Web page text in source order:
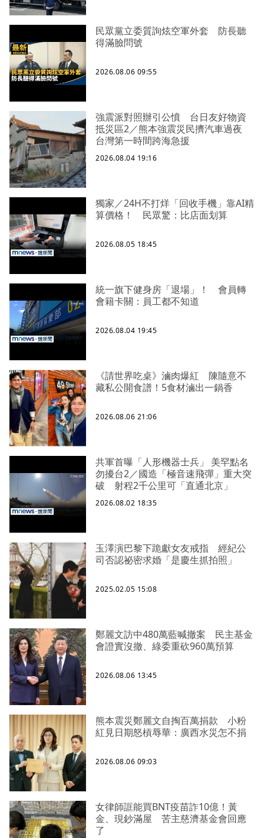
民眾黨立委質詢炫空軍外套 防長聽
得滿臉問號
2026.08.06 09:55
強震派對照辦引公憤 台日友好物資
抵災區2／熊本強震災民擠汽車過夜
台灣第一時間跨海急援
2026.08.04 19:16
獨家／24H不打烊「回收手機」靠AI精
算價格！ 民眾驚：比店面划算
2026.08.05 18:45
統一旗下健身房「退場」！ 會員轉
會籍卡關：員工都不知道
2026.08.04 19:45
《請世界吃桌》滷肉爆紅 陳隨意不
藏私公開食譜！5食材滷出一鍋香
2026.08.06 21:06
共軍首曝「人形機器士兵」 美罕點名
勿擾台2／國造「極音速飛彈」重大突
破 射程2千公里可「直通北京」
2026.08.02 18:35
玉澤演巴黎下跪獻女友戒指 經紀公
司否認祕密求婚「是慶生抓拍照」
2025.02.05 15:08
鄭麗文訪中480萬藍喊撤案 民主基金
會證實沒撤、綠委重砍960萬預算
2026.08.06 13:45
熊本震災鄭麗文自掏百萬捐款 小粉
紅見日期怒槓辱華：廣西水災怎不捐
2026.08.06 09:03
女律師誆能買BNT疫苗詐10億！黃
金、現鈔滿屋 苦主慈濟基金會回應
了